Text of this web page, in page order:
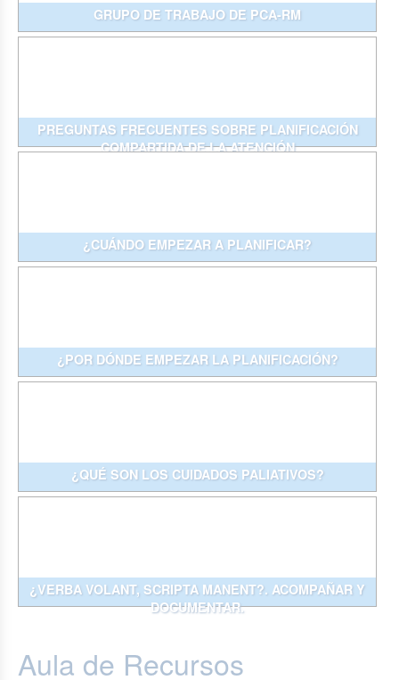
GRUPO DE TRABAJO DE PCA-RM
PREGUNTAS FRECUENTES SOBRE PLANIFICACIÓN
COMPARTIDA DE LA ATENCIÓN
¿CUÁNDO EMPEZAR A PLANIFICAR?
¿POR DÓNDE EMPEZAR LA PLANIFICACIÓN?
¿QUÉ SON LOS CUIDADOS PALIATIVOS?
¿VERBA VOLANT, SCRIPTA MANENT?. ACOMPAÑAR Y
DOCUMENTAR.
Aula de Recursos